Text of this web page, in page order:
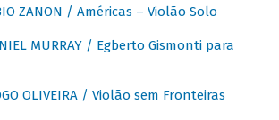
ZANON / Américas – Violão Solo
MURRAY / Egberto Gismonti para
OLIVEIRA / Violão sem Fronteiras